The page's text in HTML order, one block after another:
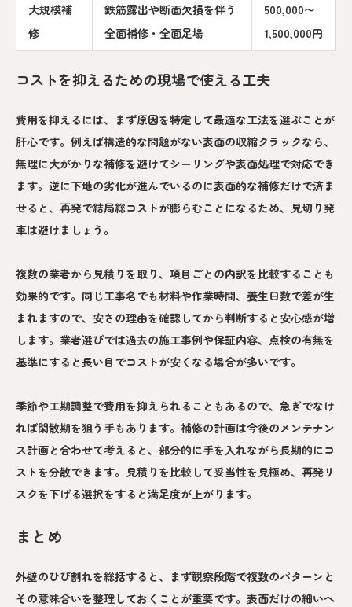
大規模補
修
鉄筋露出や断面欠損を伴う
全面補修・全面足場
500,000〜
1,500,000円
コストを抑えるための現場で使える工夫
費用を抑えるには、まず原因を特定して最適な工法を選ぶことが
肝心です。例えば構造的な問題がない表面の収縮クラックなら、
無理に大がかりな補修を避けてシーリングや表面処理で対応でき
ます。逆に下地の劣化が進んでいるのに表面的な補修だけで済ま
せると、再発で結局総コストが膨らむことになるため、見切り発
車は避けましょう。
複数の業者から見積りを取り、項目ごとの内訳を比較することも
効果的です。同じ工事名でも材料や作業時間、養生日数で差が生
まれますので、安さの理由を確認してから判断すると安心感が増
します。業者選びでは過去の施工事例や保証内容、点検の有無を
基準にすると長い目でコストが安くなる場合が多いです。
季節や工期調整で費用を抑えられることもあるので、急ぎでなけ
れば閑散期を狙う手もあります。補修の計画は今後のメンテナン
ス計画と合わせて考えると、部分的に手を入れながら長期的にコ
ストを分散できます。見積りを比較して妥当性を見極め、再発リ
スクを下げる選択をすると満足度が上がります。
まとめ
外壁のひび割れを総括すると、まず観察段階で複数のパターンと
その意味合いを整理しておくことが重要です。表面だけの細いヘ